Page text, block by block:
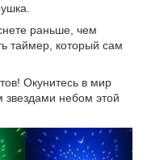
раньше, чем
таймер, который сам
Окунитесь в мир
небом этой